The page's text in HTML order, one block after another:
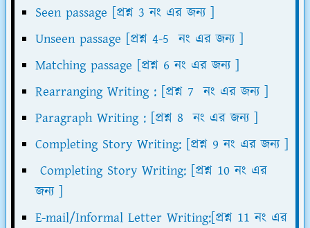
Seen passage [প্রশ্ন 3 নং এর জন্য ]
Unseen passage [প্রশ্ন 4-5 নং এর জন্য ]
Matching passage [প্রশ্ন 6 নং এর জন্য ]
Rearranging Writing : [প্রশ্ন 7 নং এর জন্য ]
Paragraph Writing : [প্রশ্ন 8 নং এর জন্য ]
Completing Story Writing: [প্রশ্ন 9 নং এর জন্য ]
Completing Story Writing: [প্রশ্ন 10 নং এর
জন্য ]
E-mail/Informal Letter Writing:[প্রশ্ন 11 নং এর